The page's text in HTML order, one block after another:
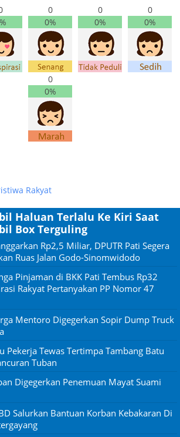
0
0%
0
0%
0
0%
0
0%
Rakyat
Haluan Terlalu Ke Kiri Saat
Box Terguling
Rp2,5 Miliar, DPUTR Pati Segera
Ruas Jalan Godo-Sinomwidodo
Pinjaman di BKK Pati Tembus Rp32
Rakyat Pertanyakan PP Nomor 47
Mentoro Digegerkan Sopir Dump Truck
Pekerja Tewas Tertimpa Tambang Batu
Tuban
Digegerkan Penemuan Mayat Suami
Salurkan Bantuan Korban Kebakaran Di